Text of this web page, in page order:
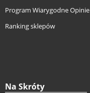
Program Wiarygodne Opinie
Ranking sklepów
Na Skróty